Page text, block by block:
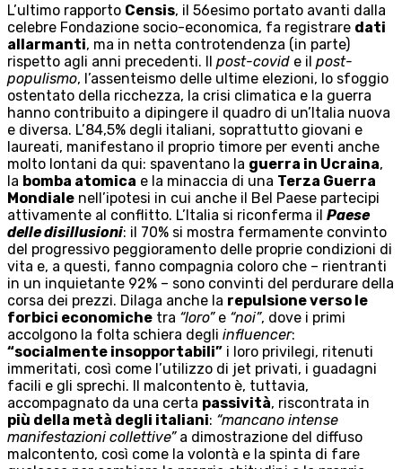
L’ultimo rapporto Censis, il 56esimo portato avanti dalla
celebre Fondazione socio-economica, fa registrare dati
allarmanti, ma in netta controtendenza (in parte)
rispetto agli anni precedenti. Il post-covid e il post-
populismo, l’assenteismo delle ultime elezioni, lo sfoggio
ostentato della ricchezza, la crisi climatica e la guerra
hanno contribuito a dipingere il quadro di un’Italia nuova
e diversa. L’84,5% degli italiani, soprattutto giovani e
laureati, manifestano il proprio timore per eventi anche
molto lontani da qui: spaventano la guerra in Ucraina,
la bomba atomica e la minaccia di una Terza Guerra
Mondiale nell’ipotesi in cui anche il Bel Paese partecipi
attivamente al conflitto. L’Italia si riconferma il Paese
delle disillusioni: il 70% si mostra fermamente convinto
del progressivo peggioramento delle proprie condizioni di
vita e, a questi, fanno compagnia coloro che – rientranti
in un inquietante 92% – sono convinti del perdurare della
corsa dei prezzi. Dilaga anche la repulsione verso le
forbici economiche tra “loro”e “noi”, dove i primi
accolgono la folta schiera degli influencer:
“socialmente insopportabili” i loro privilegi, ritenuti
immeritati, così come l’utilizzo di jet privati, i guadagni
facili e gli sprechi. Il malcontento è, tuttavia,
accompagnato da una certa passività, riscontrata in
più della metà degli italiani: “mancano intense
manifestazioni collettive”a dimostrazione del diffuso
malcontento, così come la volontà e la spinta di fare